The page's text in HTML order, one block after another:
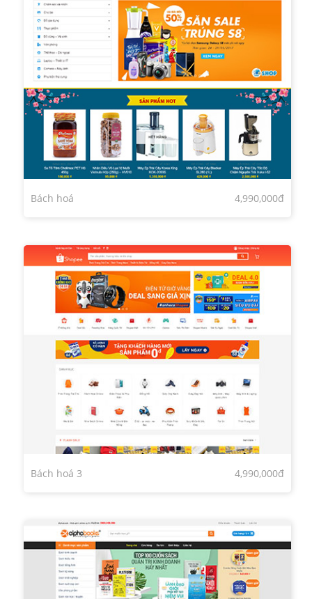
Bách hoá 4,990,000đ
Bách hoá 3 4,990,000đ